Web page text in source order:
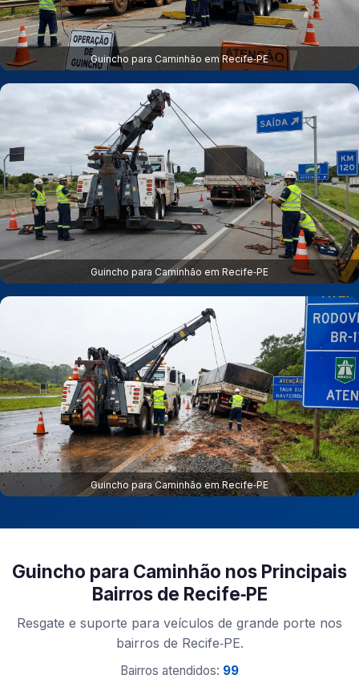
Guincho para Caminhão em Recife‑PE
Guincho para Caminhão em Recife‑PE
Guincho para Caminhão em Recife‑PE
Guincho para Caminhão nos Principais
Bairros de Recife‑PE
Resgate e suporte para veículos de grande porte nos
bairros de Recife‑PE.
Bairros atendidos: 99